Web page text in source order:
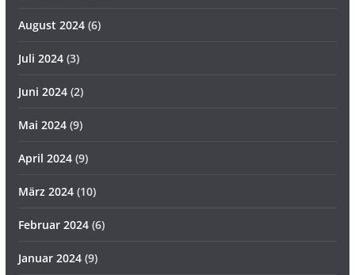
August 2024(6)
Juli 2024(3)
Juni 2024(2)
Mai 2024(9)
April 2024(9)
März 2024(10)
Februar 2024(6)
Januar 2024(9)